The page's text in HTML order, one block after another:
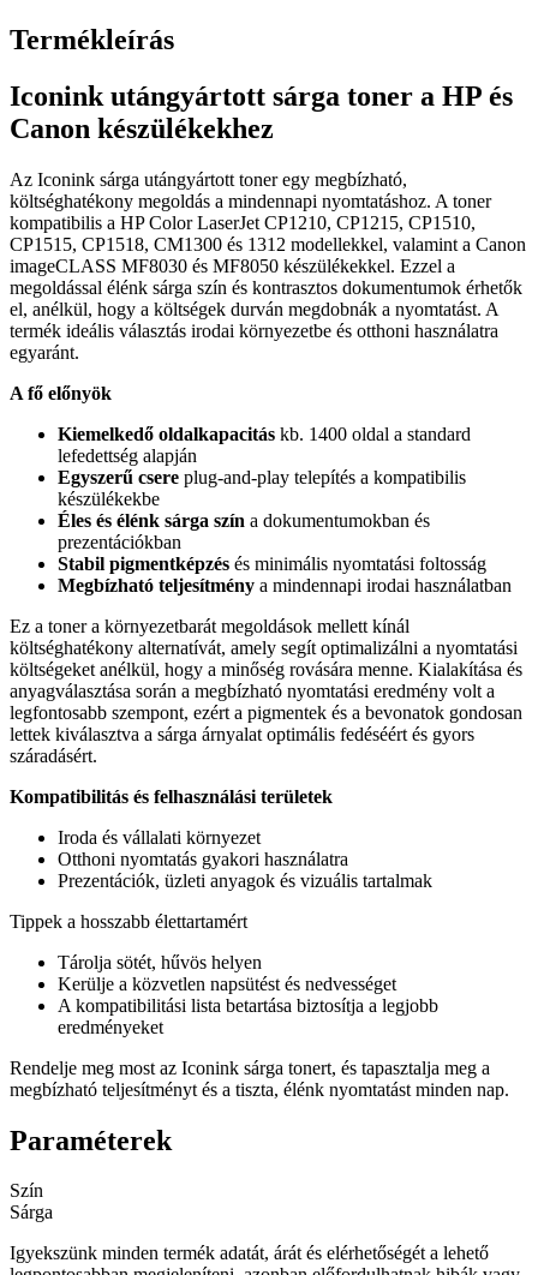
Termékleírás
Iconink utángyártott sárga toner a HP és
Canon készülékekhez
Az Iconink sárga utángyártott toner egy megbízható,
költséghatékony megoldás a mindennapi nyomtatáshoz. A toner
kompatibilis a HP Color LaserJet CP1210, CP1215, CP1510,
CP1515, CP1518, CM1300 és 1312 modellekkel, valamint a Canon
imageCLASS MF8030 és MF8050 készülékekkel. Ezzel a
megoldással élénk sárga szín és kontrasztos dokumentumok érhetők
el, anélkül, hogy a költségek durván megdobnák a nyomtatást. A
termék ideális választás irodai környezetbe és otthoni használatra
egyaránt.
A fő előnyök
Kiemelkedő oldalkapacitás kb. 1400 oldal a standard
lefedettség alapján
Egyszerű csere plug-and-play telepítés a kompatibilis
készülékekbe
Éles és élénk sárga szín a dokumentumokban és
prezentációkban
Stabil pigmentképzés és minimális nyomtatási foltosság
Megbízható teljesítmény a mindennapi irodai használatban
Ez a toner a környezetbarát megoldások mellett kínál
költséghatékony alternatívát, amely segít optimalizálni a nyomtatási
költségeket anélkül, hogy a minőség rovására menne. Kialakítása és
anyagválasztása során a megbízható nyomtatási eredmény volt a
legfontosabb szempont, ezért a pigmentek és a bevonatok gondosan
lettek kiválasztva a sárga árnyalat optimális fedéséért és gyors
száradásért.
Kompatibilitás és felhasználási területek
Iroda és vállalati környezet
Otthoni nyomtatás gyakori használatra
Prezentációk, üzleti anyagok és vizuális tartalmak
Tippek a hosszabb élettartamért
Tárolja sötét, hűvös helyen
Kerülje a közvetlen napsütést és nedvességet
A kompatibilitási lista betartása biztosítja a legjobb
eredményeket
Rendelje meg most az Iconink sárga tonert, és tapasztalja meg a
megbízható teljesítményt és a tiszta, élénk nyomtatást minden nap.
Paraméterek
Szín
Sárga
Igyekszünk minden termék adatát, árát és elérhetőségét a lehető